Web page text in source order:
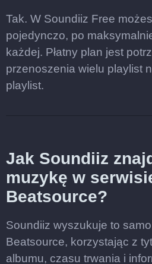
Tak. W Soundiiz Free
pojedynczo, po
każdej. Płatny plan jest
przenoszenia wielu playlist
playlist.
Jak Soundiiz
muzykę w
Beatsource?
Soundiiz wyszukuje to
Beatsource, korzystając z
albumu, czasu trwania i